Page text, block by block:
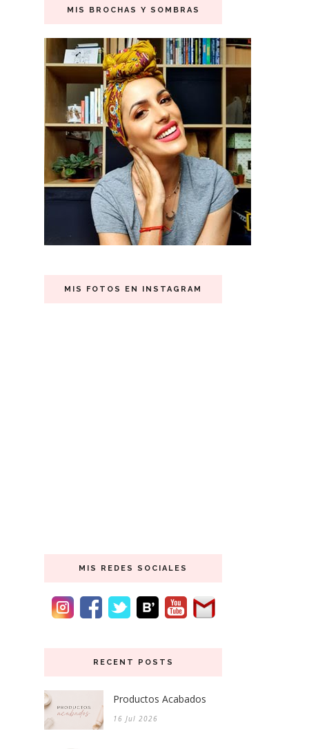
MIS BROCHAS Y SOMBRAS
MIS FOTOS EN INSTAGRAM
MIS REDES SOCIALES
RECENT POSTS
Productos Acabados
16 Jul 2026